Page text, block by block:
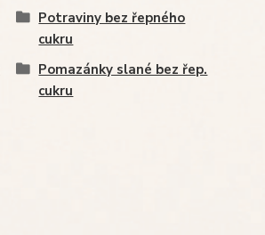
Potraviny bez řepného
cukru
Pomazánky slané bez řep.
cukru